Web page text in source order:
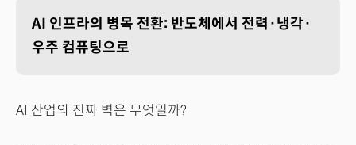
AI 인프라의 병목 전환: 반도체에서 전력·냉각·
우주 컴퓨팅으로
AI 산업의 진짜 벽은 무엇일까?